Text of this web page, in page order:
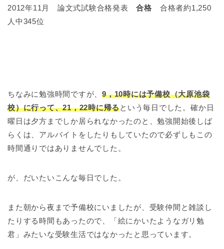
2012年11月 論文式試験合格発表合格 合格者約1,250
人中345位
ちなみに勉強時間ですが、9，10時には予備校（大原池袋
校）に行って、21，22時に帰るという毎日でした。確か日
曜日は夕方までしか居られなかったのと、勉強開始後しば
らくは、アルバイトをしたりもしていたので必ずしもこの
時間通りではありませんでした。
が、だいたいこんな毎日でした。
また朝から夜まで予備校にいましたが、受験仲間と雑談し
たりする時間もあったので、「絵にかいたようなガリ勉
君」みたいな受験生活ではなかったと思っています。